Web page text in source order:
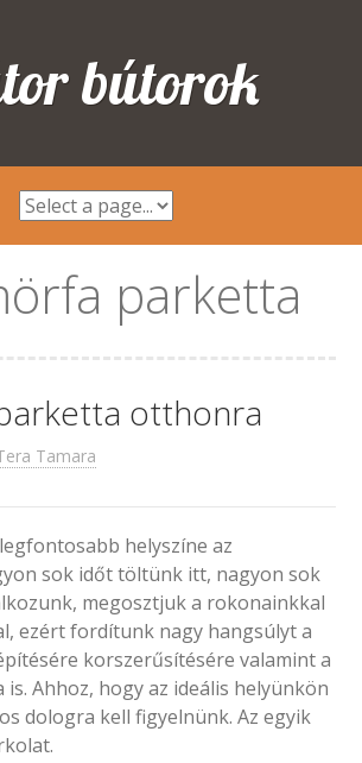
bútorok
parketta
otthonra
Tamara
helyszíne az
sok időt töltünk itt, nagyon sok
megosztjuk a rokonainkkal
ezért fordítunk nagy hangsúlyt a
korszerűsítésére valamint a
Ahhoz, hogy az ideális helyünkön
dologra kell figyelnünk. Az egyik